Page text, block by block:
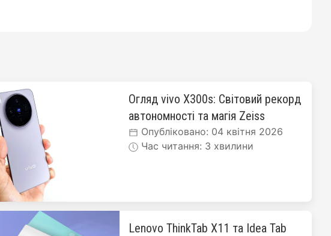
Огляд vivo X300s: Світовий рекорд
автономності та магія Zeiss
Опубліковано: 04 квітня 2026
Час читання: 3 хвилини
Lenovo ThinkTab X11 та Idea Tab